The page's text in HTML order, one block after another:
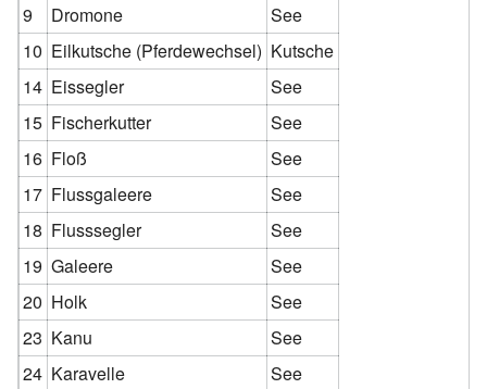
9
Dromone
See
10 Eilkutsche (Pferdewechsel) Kutsche
14 Eissegler
See
15 Fischerkutter
See
16 Floß
See
17 Flussgaleere
See
18 Flusssegler
See
19 Galeere
See
20 Holk
See
23 Kanu
See
24 Karavelle
See